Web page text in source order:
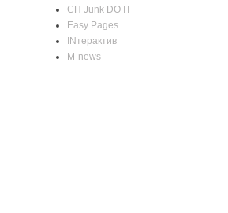
CП Junk DO IT
Easy Pages
INтерактив
M-news